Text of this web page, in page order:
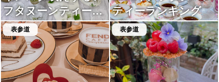
フタヌーンティーラ
ンキング
ティーランキング
表参道 表参道